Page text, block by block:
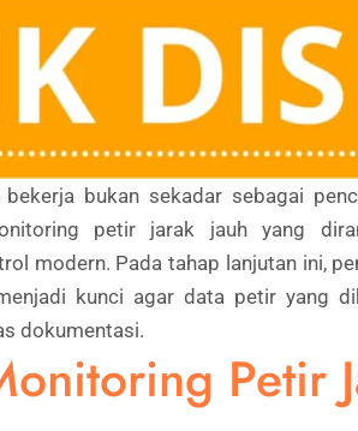
bukan sekadar sebagai
petir jarak jauh yang
modern. Pada tahap lanjutan ini,
kunci agar data petir yang
dokumentasi.
Petir